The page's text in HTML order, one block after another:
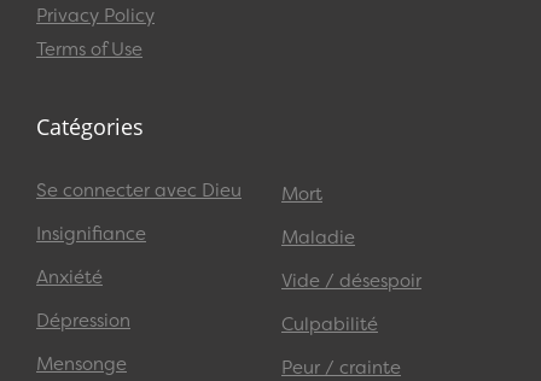
Privacy Policy
Terms of Use
Catégories
Se connecter avec Dieu
Insignifiance
Anxiété
Dépression
Mensonge
Mort
Maladie
Vide / désespoir
Culpabilité
Peur / crainte